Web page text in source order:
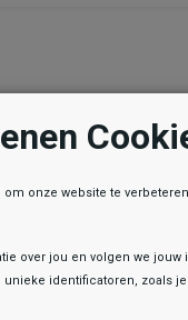
onze website te
over jou en volgen we jouw
identificatoren, zoals